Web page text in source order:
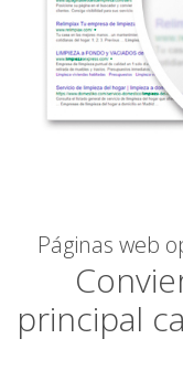
Páginas web
principal